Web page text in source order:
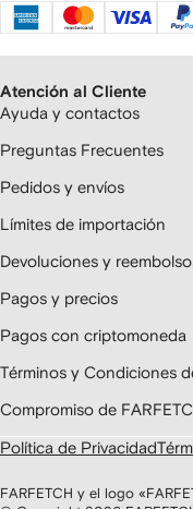
Atención al Cliente
Ayuda y contactos
Preguntas Frecuentes
Pedidos y envíos
Límites de importación
Devoluciones y
Pagos y precios
Pagos con criptomoneda
Términos y Condiciones
Compromiso de
Política de Privacidad
FARFETCH y el logo